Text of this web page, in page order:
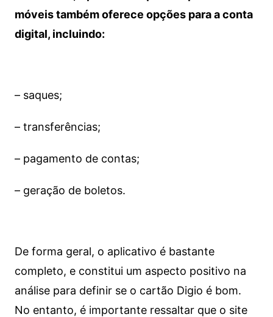
móveis também oferece opções para a conta
digital, incluindo:
– saques;
– transferências;
– pagamento de contas;
– geração de boletos.
De forma geral, o aplicativo é bastante
completo, e constitui um aspecto positivo na
análise para definir se o cartão Digio é bom.
No entanto, é importante ressaltar que o site